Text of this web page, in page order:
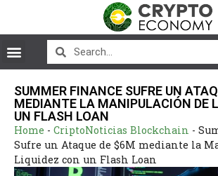
SUMMER FINANCE SUFRE UN
MEDIANTE LA MANIPULACIÓN DE
UN FLASH LOAN
Home - CriptoNoticias Blockchain -
Sufre un Ataque de $6M mediante la
Liquidez con un Flash Loan